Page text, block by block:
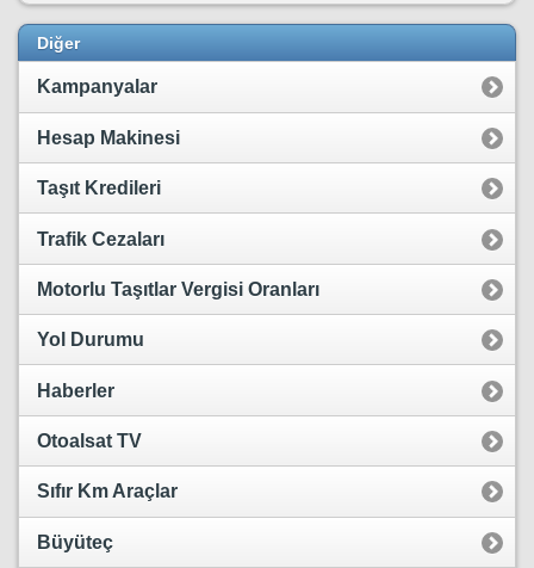
Diğer
Kampanyalar
Hesap Makinesi
Taşıt Kredileri
Trafik Cezaları
Motorlu Taşıtlar Vergisi Oranları
Yol Durumu
Haberler
Otoalsat TV
Sıfır Km Araçlar
Büyüteç